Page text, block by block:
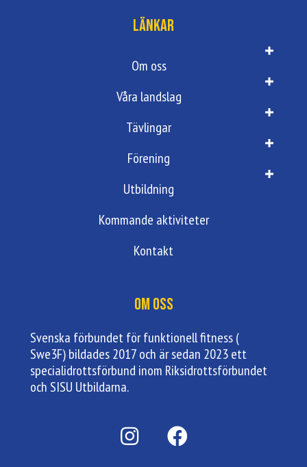
Länkar
Om oss
Våra landslag
Tävlingar
Förening
Utbildning
Kommande aktiviteter
Kontakt
Om oss
Svenska förbundet för funktionell fitness (
Swe3F) bildades 2017 och är sedan 2023 ett
specialidrottsförbund inom Riksidrottsförbundet
och SISU Utbildarna.